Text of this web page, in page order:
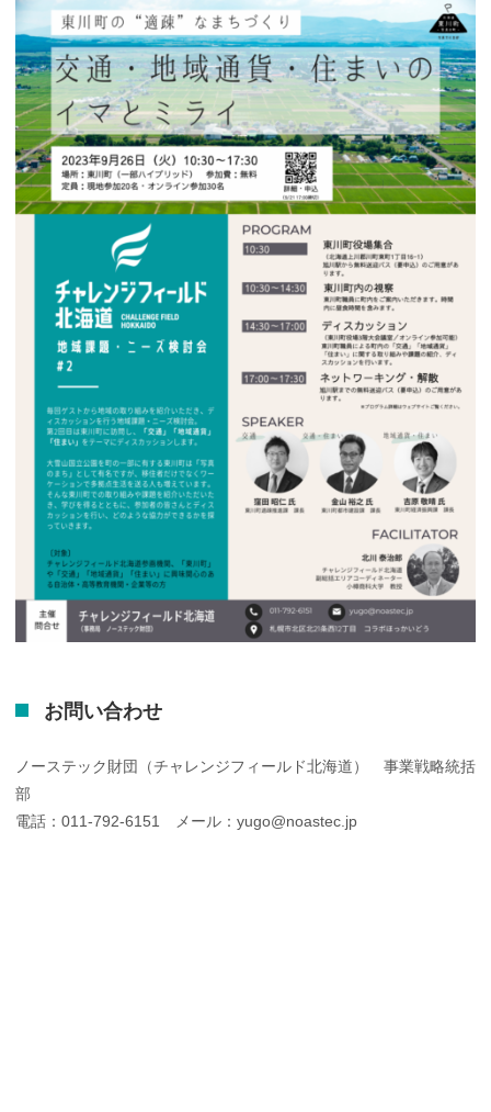
お問い合わせ
ノーステック財団（チャレンジフィールド北海道） 事業戦略統括
部
電話：011-792-6151 メール：yugo@noastec.jp